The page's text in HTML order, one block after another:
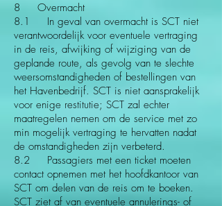
8 Overmacht
8.1 In geval van overmacht is SCT niet
verantwoordelijk voor eventuele vertraging
in de reis, afwijking of wijziging van de
geplande route, als gevolg van te slechte
weersomstandigheden of bestellingen van
het Havenbedrijf. SCT is niet aansprakelijk
voor enige restitutie; SCT zal echter
maatregelen nemen om de service met zo
min mogelijk vertraging te hervatten nadat
de omstandigheden zijn verbeterd.
8.2 Passagiers met een ticket moeten
contact opnemen met het hoofdkantoor van
SCT om delen van de reis om te boeken.
SCT ziet af van eventuele annulerings- of